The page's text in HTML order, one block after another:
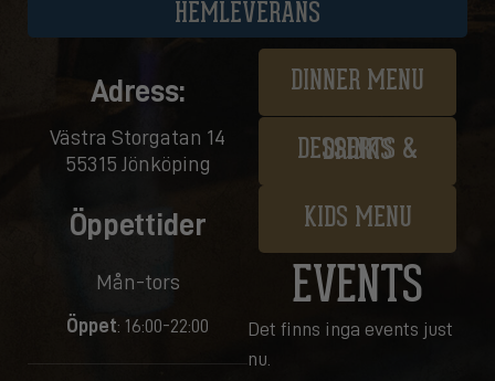
HEMLEVERANS
Adress:
Västra Storgatan 14
55315 Jönköping
Öppettider
Mån-tors
Öppet: 16:00-22:00
DINNER MENU
DESSERTS & DRINKS
KIDS MENU
EVENTS
Det finns inga events just
nu.